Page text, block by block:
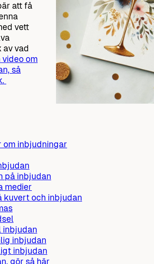
att få
vett
av vad
video om
så
om inbjudningar
på inbjudan
medier
kuvert och inbjudan
inbjudan
inbjudan
inbjudan
gör så här